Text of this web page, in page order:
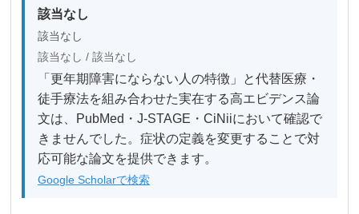
該当なし
該当なし
該当なし / 該当なし
「更年期障害にならない人の特徴」と代替医療・
徒手療法を組み合わせた実在する高エビデンス論
文は、PubMed・J-STAGE・CiNiiにおいて確認で
きませんでした。症状の定義を変更することで対
応可能な論文を提供できます。
Google Scholarで検索